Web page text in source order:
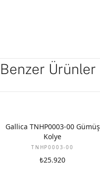
Benzer Ürünler
Gallica TNHP0003-00 Gümüş
Kolye
TNHP0003-00
₺25.920